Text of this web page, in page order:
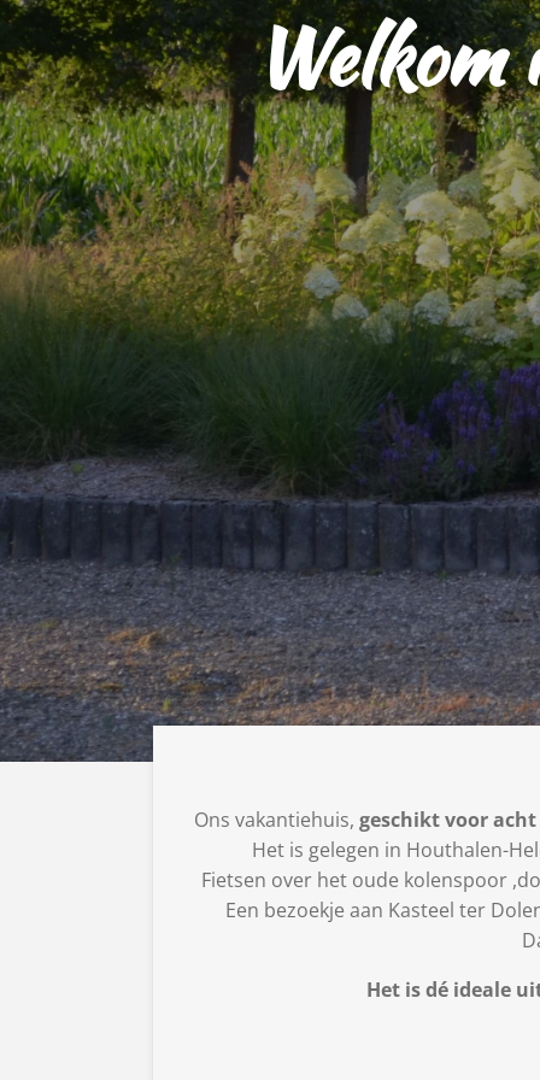
Welkom
Ons vakantiehuis, geschikt voor
Het is gelegen in Houthalen-
Fietsen over het oude
Een bezoekje aan
Het is dé ideale